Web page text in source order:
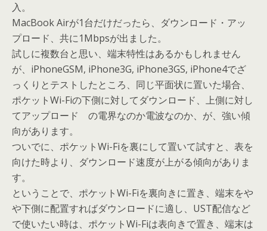
入。
MacBook Airが1台だけだったら、ダウンロード・アッ
プロード、共に1Mbpsが出ました。
試しに複数台と思い、端末特性はあるかもしれません
が、iPhoneGSM, iPhone3G, iPhone3GS, iPhone4でざ
っくりとテストしたところ、同じ平面状に置いた場合、
ポケットWi-Fiの下側に対してダウンロード、上側に対し
てアップロード の電界なのか電波なのか、が、強い傾
向があります。
ついでに、ポケットWi-Fiを裏にして置いて試すと、表を
向けた時より、ダウンロード速度が上がる傾向がありま
す。
ということで、ポケットWi-Fiを裏向きに置き、端末をや
や下側に配置すればダウンロードに適し、UST配信など
で使いたい時は、ポケットWi-Fiは表向きで置き、端末は